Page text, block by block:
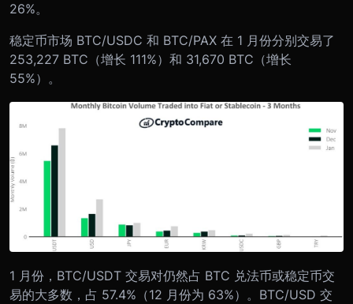
26%。
稳定币市场 BTC/USDC 和 BTC/PAX 在 1 月份分别交易了
253,227 BTC（增长 111%）和 31,670 BTC（增长
55%）。
1 月份，BTC/USDT 交易对仍然占 BTC 兑法币或稳定币交
易的大多数，占 57.4%（12 月份为 63%）。BTC/USD 交